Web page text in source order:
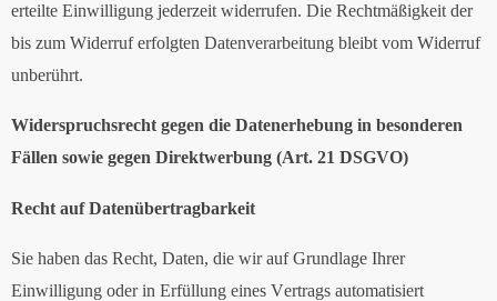
erteilte Einwilligung jederzeit widerrufen. Die Rechtmäßigkeit der
bis zum Widerruf erfolgten Datenverarbeitung bleibt vom Widerruf
unberührt.
Widerspruchsrecht gegen die Datenerhebung in besonderen
Fällen sowie gegen Direktwerbung (Art. 21 DSGVO)
Recht auf Datenübertragbarkeit
Sie haben das Recht, Daten, die wir auf Grundlage Ihrer
Einwilligung oder in Erfüllung eines Vertrags automatisiert